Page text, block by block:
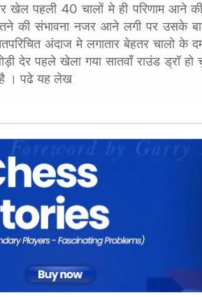
पहली 40 चालों मे ही परिणाम आने की
की संभावना नजर आने लगी पर उसके
अंदाज मे लगातार बेहतर चालो के
देर पहले खेला गया सातवाँ राउंड ड्रॉ
है । पढे यह लेख